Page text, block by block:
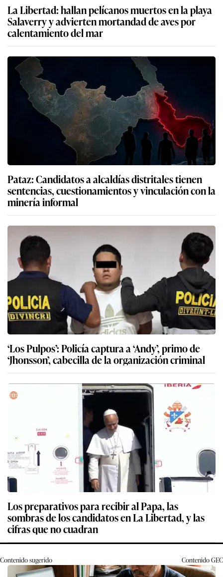
La Libertad: hallan pelícanos muertos en la playa
Salaverry y advierten mortandad de aves por
calentamiento del mar
Pataz: Candidatos a alcaldías distritales tienen
sentencias, cuestionamientos y vinculación con la
minería informal
‘Los Pulpos’: Policía captura a ‘Andy’, primo de
‘Jhonsson’, cabecilla de la organización criminal
Los preparativos para recibir al Papa, las
sombras de los candidatos en La Libertad, y las
cifras que no cuadran
Contenido sugerido ContenidoGEC